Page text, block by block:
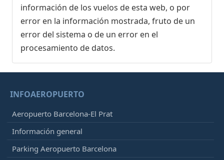
información de los vuelos de esta web, o por
error en la información mostrada, fruto de un
error del sistema o de un error en el
procesamiento de datos.
INFOAEROPUERTO
Aeropuerto Barcelona-El Prat
Información general
Parking Aeropuerto Barcelona